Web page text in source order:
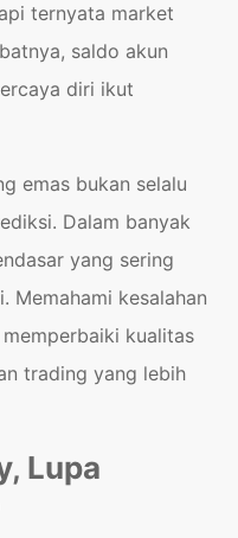
ternyata market
saldo akun
diri ikut
emas bukan selalu
Dalam banyak
yang sering
Memahami kesalahan
kualitas
trading yang lebih
Lupa